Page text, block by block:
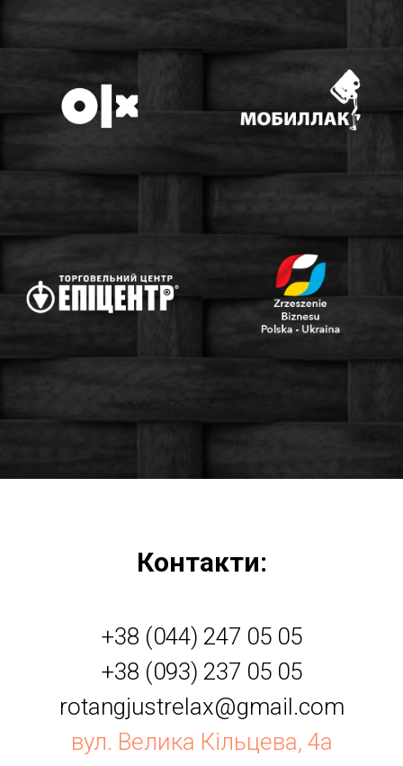
Контакти:
+38 (044) 247 05 05
+38 (093) 237 05 05
rotangjustrelax@gmail.com
вул. Велика Кільцева, 4а